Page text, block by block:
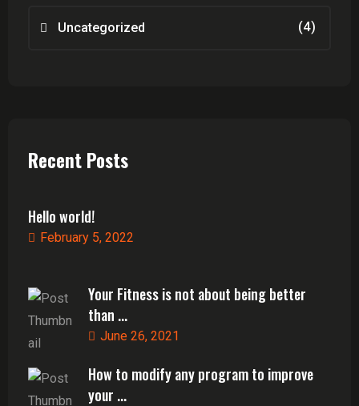
Uncategorized (4)
Recent Posts
Hello world!
February 5, 2022
Your Fitness is not about being better
than ...
June 26, 2021
How to modify any program to improve
your ...